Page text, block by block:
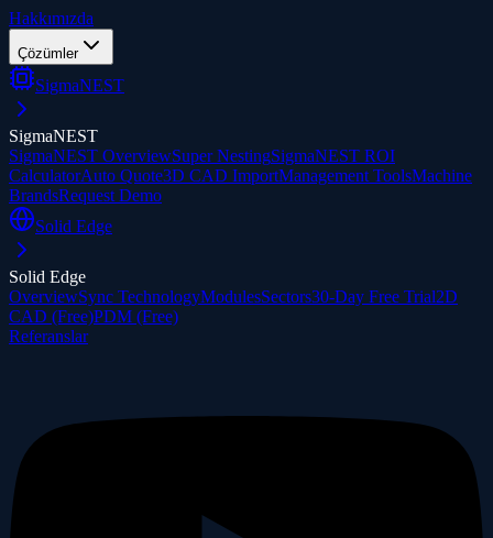
Hakkımızda
Çözümler
SigmaNEST
SigmaNEST
SigmaNEST OverviewSuper NestingSigmaNEST ROI
CalculatorAuto Quote3D CAD ImportManagement ToolsMachine
BrandsRequest Demo
Solid Edge
Solid Edge
OverviewSync TechnologyModulesSectors30-Day Free Trial2D
CAD (Free)PDM (Free)
Referanslar